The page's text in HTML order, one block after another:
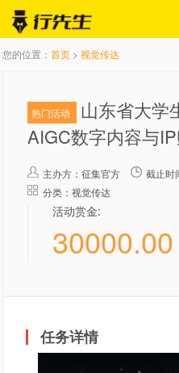
您的位置： 首页 > 视觉传达
热门活动
山东省大
AIGC数字内容与
主办方： 征集官方
截止时
分类：视觉传达
活动赏金:
30000.00
任务详情